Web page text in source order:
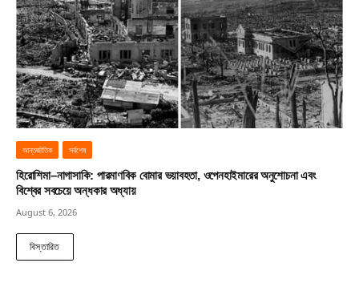
আন্তর্জাতিক সর্বশেষ
হিরোশিমা–নাগাসাকি: পারমাণবিক বোমার ভয়াবহতা, ওপেনহাইমারের অনুশোচনা এবং
বিশ্বের সবচেয়ে অন্ধকার অধ্যায়
August 6, 2026
বিস্তারিত